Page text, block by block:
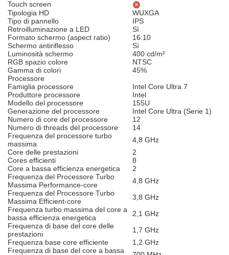
Touch screen
Tipologia HD
WUXGA
Tipo di pannello
IPS
Retroilluminazione a LED
Sì
Formato schermo (aspect ratio)
16:10
Schermo antiriflesso
Sì
Luminosità schermo
400 cd/m²
RGB spazio colore
NTSC
Gamma di colori
45%
Processore
Famiglia processore
Intel Core Ultra 7
Produttore processore
Intel
Modello del processore
155U
Generazione del processore
Intel Core Ultra (Serie 1)
Numero di core del processore
12
Numero di threads del processore
14
Frequenza del processore turbo
massima
4,8 GHz
Core delle prestazioni
2
Cores efficienti
8
Core a bassa efficienza energetica
2
Frequenza del Processore Turbo
Massima Performance-core
4,8 GHz
Frequenza del Processore Turbo
Massima Efficient-core
3,8 GHz
Frequenza turbo massima del core a
bassa efficienza energetica
2,1 GHz
Frequenza di base del core delle
prestazioni
1,7 GHz
Frequenza base core efficiente
1,2 GHz
Frequenza di base del core a bassa